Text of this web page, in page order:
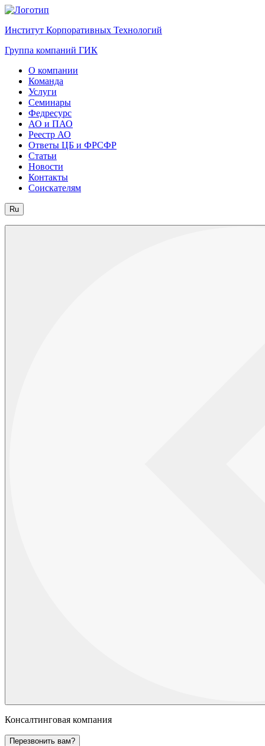
Институт Корпоративных Технологий
Группа компаний ГИК
О компании
Команда
Услуги
Семинары
Федресурс
АО и ПАО
Реестр АО
Ответы ЦБ и ФРСФР
Статьи
Новости
Контакты
Соискателям
Ru
Консалтинговая компания
Перезвонить вам?